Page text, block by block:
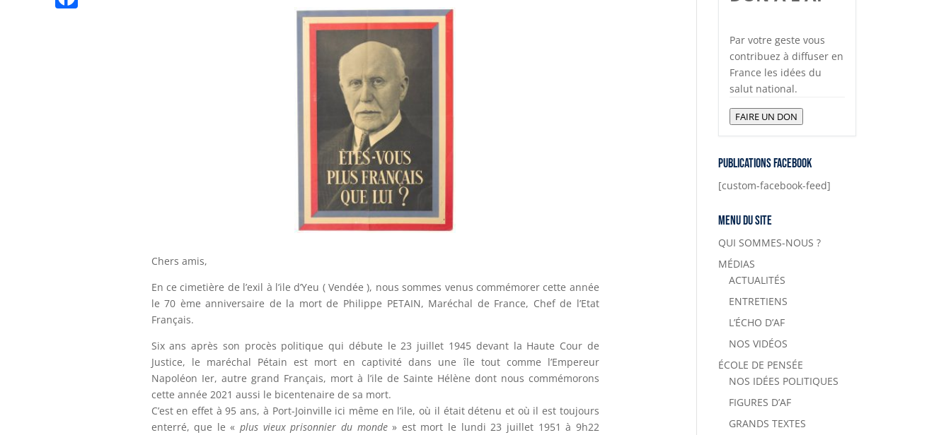
Chers amis,
En ce cimetière de l’exil à l’ile d’Yeu ( Vendée ), nous sommes venus commémorer cette année
le 70 ème anniversaire de la mort de Philippe PETAIN, Maréchal de France, Chef de l’Etat
Français.
Six ans après son procès politique qui débute le 23 juillet 1945 devant la Haute Cour de
Justice, le maréchal Pétain est mort en captivité dans une île tout comme l’Empereur
Napoléon Ier, autre grand Français, mort à l’ile de Sainte Hélène dont nous commémorons
cette année 2021 aussi le bicentenaire de sa mort.
C’est en effet à 95 ans, à Port-Joinville ici même en l’ile, où il était détenu et où il est toujours
enterré, que le «plus vieux prisonnier du monde» est mort le lundi 23 juillet 1951 à 9h22
p
l
Par votre geste vous
contribuez à diffuser en
France les idées du
salut national.
FAIRE UN DON
Publications Facebook
[custom-facebook-feed]
Menu du site
QUI SOMMES-NOUS ?
MÉDIAS
ACTUALITÉS
ENTRETIENS
L’ÉCHO D’AF
NOS VIDÉOS
ÉCOLE DE PENSÉE
NOS IDÉES POLITIQUES
FIGURES D’AF
GRANDS TEXTES